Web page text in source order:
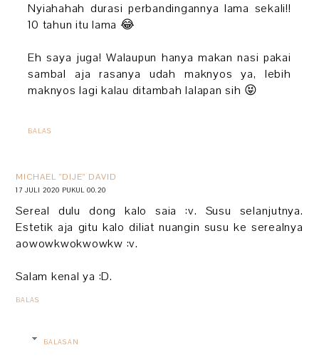
Nyiahahah durasi perbandingannya lama sekali!!
10 tahun itu lama 😂
Eh saya juga! Walaupun hanya makan nasi pakai
sambal aja rasanya udah maknyos ya, lebih
maknyos lagi kalau ditambah lalapan sih 😝
BALAS
MICHAEL "DIJE" DAVID
17 JULI 2020 PUKUL 00.20
Sereal dulu dong kalo saia :v. Susu selanjutnya.
Estetik aja gitu kalo diliat nuangin susu ke serealnya
aowowkwokwowkw :v.
Salam kenal ya :D.
BALAS
BALASAN